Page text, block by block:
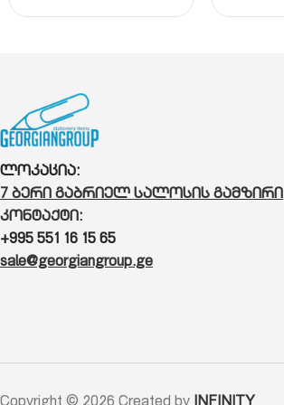
ლოკაცია:
7 ბერი გაბრიელ სალოსის გამზირი
კონტაქტი:
+995 551 16 15 65
sale@georgiangroup.ge